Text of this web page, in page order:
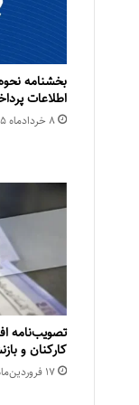
بخشنامه
اطلاعات
۸ خرداد‌ماه ۱۴۰۵
کارکنان و
۱۷ فروردین‌ماه ۱۴۰۵